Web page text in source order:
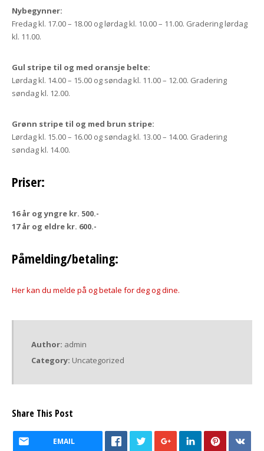
Nybegynner:
Fredag kl. 17.00 – 18.00 og lørdag kl. 10.00 – 11.00. Gradering lørdag
kl. 11.00.
Gul stripe til og med oransje belte:
Lørdag kl. 14.00 – 15.00 og søndag kl. 11.00 – 12.00. Gradering
søndag kl. 12.00.
Grønn stripe til og med brun stripe:
Lørdag kl. 15.00 – 16.00 og søndag kl. 13.00 – 14.00. Gradering
søndag kl. 14.00.
Priser:
16 år og yngre kr. 500.-
17 år og eldre kr. 600.-
Påmelding/betaling:
Her kan du melde på og betale for deg og dine.
Author: admin
Category: Uncategorized
Share This Post
EMAIL